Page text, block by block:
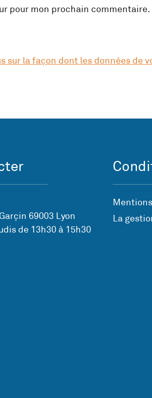
pour mon prochain commentaire.
sur la façon dont les données de
69003 Lyon
de 13h30 à 15h30
La